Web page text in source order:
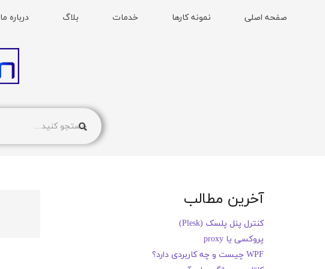
صفحه اصلی نمونه کارها خدمات بلاگ درباره ما
آخرین مطالب
کنترل پنل پلسک (Plesk)
پروکسی یا proxy
WPF چیست و چه کاربردی دارد؟